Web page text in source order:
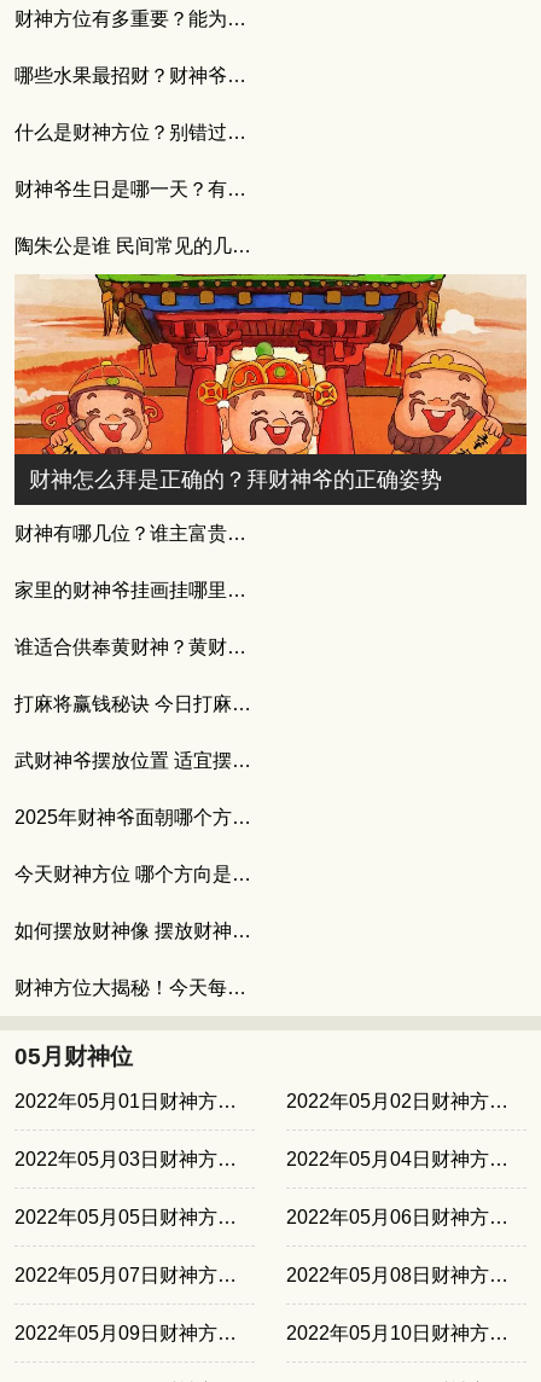
财神方位有多重要？能为自身增添招财运
哪些水果最招财？财神爷最爱的3个水果
什么是财神方位？别错过今日的最佳时机
财神爷生日是哪一天？有什么习俗讲究吗
陶朱公是谁 民间常见的几位财神
财神怎么拜是正确的？拜财神爷的正确姿势
财神有哪几位？谁主富贵风云
家里的财神爷挂画挂哪里合适
谁适合供奉黄财神？黄财神的供奉方式
打麻将赢钱秘诀 今日打麻将坐哪个方位最旺
武财神爷摆放位置 适宜摆放武财神的人群
2025年财神爷面朝哪个方向 如何催旺财位
今天财神方位 哪个方向是财神方位
如何摆放财神像 摆放财神爷的最佳位置
财神方位大揭秘！今天每个时辰的财神方位
05月财神位
2022年05月01日财神方位东北 2022年05月02日财神方位东北
2022年05月03日财神方位西南 2022年05月04日财神方位西南
2022年05月05日财神方位正北 2022年05月06日财神方位正北
2022年05月07日财神方位正东 2022年05月08日财神方位正东
2022年05月09日财神方位正南 2022年05月10日财神方位正南